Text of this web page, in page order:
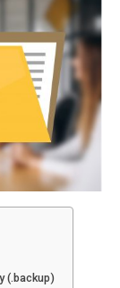
(.backup)